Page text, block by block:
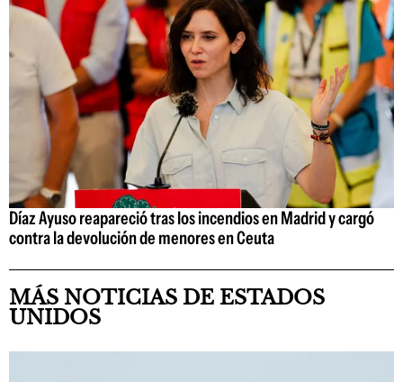
Díaz Ayuso reapareció tras los incendios en Madrid y cargó
contra la devolución de menores en Ceuta
MÁS NOTICIAS DE ESTADOS
UNIDOS